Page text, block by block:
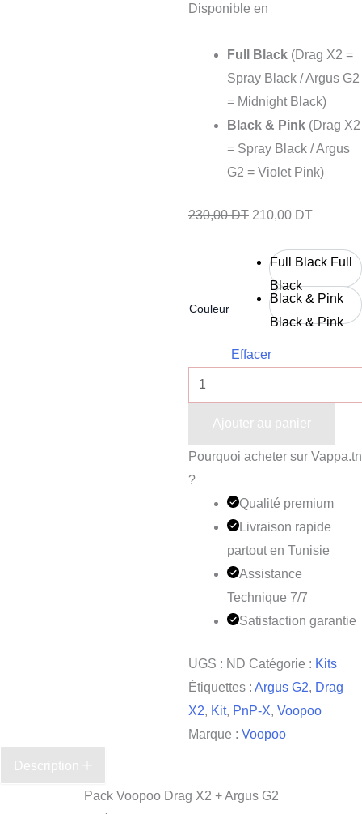
Disponible en
Full Black (Drag X2 =
Spray Black / Argus G2
= Midnight Black)
Black & Pink (Drag X2
= Spray Black / Argus
G2 = Violet Pink)
230,00DT 210,00 DT
Couleur
Full Black Full
Black
Black & Pink
Black & Pink
Effacer
Ajouter au panier
Pourquoi acheter sur Vappa.tn
?
Qualité premium
Livraison rapide
partout en Tunisie
Assistance
Technique 7/7
Satisfaction garantie
UGS : ND Catégorie : Kits
Étiquettes : Argus G2, Drag
X2, Kit, PnP-X, Voopoo
Marque : Voopoo
Description
Pack Voopoo Drag X2 + Argus G2